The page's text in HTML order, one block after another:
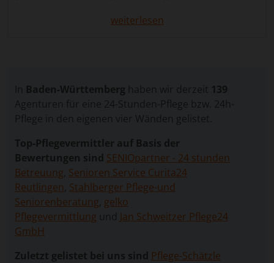
Umgebung zu bleiben, während sie rund um die Uhr
Alltag der pflegebedürftigen Person dauerhaft.
Neben der körperlichen Pflege bietet die
Betreuungskraft emotionale Unterstützung,
Nähe schafft Sicherheit, Orientierung und eine hohe
Lebensqualität – sowohl für die betreute Person als
auch für die Angehörigen.
Unser Vergleichsportal unterstützt Sie dabei,
kostenlos und unverbindlich passende Angebote
von geprüften Vermittlungsagenturen zu erhalten.
an, und wir leiten Ihre Anfrage an erfahrene
weiterlesen
Baden-Württemberg haben wir derzeit 139
Agenturen für eine 24-Stunden-Pflege bzw. 24h-
Pflege in den eigenen vier Wänden gelistet.
Top-Pflegevermittler auf Basis der
Bewertungen sind SENIOpartner - 24 stunden
Betreuung Senioren Service Curita24
Reutlingen Stahlberger Pflege-und
Seniorenberatung gelko
Pflegevermittlung und Jan Schweitzer Pflege24
GmbH
Zuletzt gelistet bei uns sind Pflege-Schätzle